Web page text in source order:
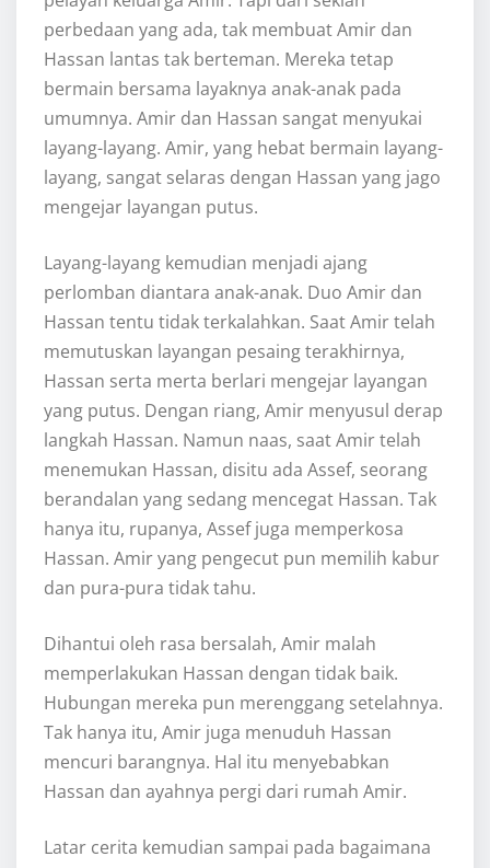
perbedaan yang ada, tak membuat Amir dan
Hassan lantas tak berteman. Mereka tetap
bermain bersama layaknya anak-anak pada
umumnya. Amir dan Hassan sangat menyukai
layang-layang. Amir, yang hebat bermain layang-
layang, sangat selaras dengan Hassan yang jago
mengejar layangan putus.
Layang-layang kemudian menjadi ajang
perlomban diantara anak-anak. Duo Amir dan
Hassan tentu tidak terkalahkan. Saat Amir telah
memutuskan layangan pesaing terakhirnya,
Hassan serta merta berlari mengejar layangan
yang putus. Dengan riang, Amir menyusul derap
langkah Hassan. Namun naas, saat Amir telah
menemukan Hassan, disitu ada Assef, seorang
berandalan yang sedang mencegat Hassan. Tak
hanya itu, rupanya, Assef juga memperkosa
Hassan. Amir yang pengecut pun memilih kabur
dan pura-pura tidak tahu.
Dihantui oleh rasa bersalah, Amir malah
memperlakukan Hassan dengan tidak baik.
Hubungan mereka pun merenggang setelahnya.
Tak hanya itu, Amir juga menuduh Hassan
mencuri barangnya. Hal itu menyebabkan
Hassan dan ayahnya pergi dari rumah Amir.
Latar cerita kemudian sampai pada bagaimana